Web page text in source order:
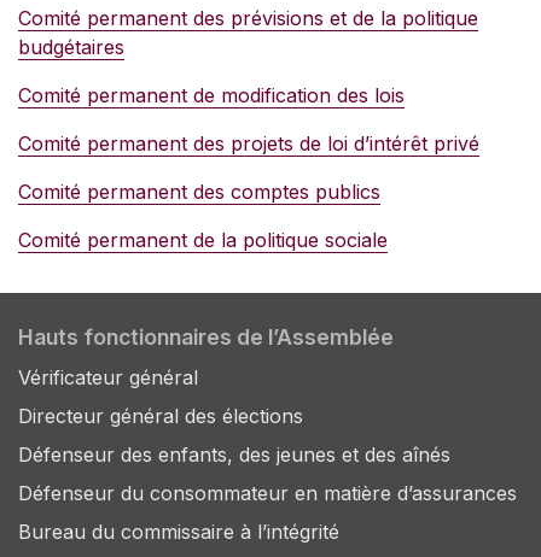
Comité permanent des prévisions et de la politique
budgétaires
Comité permanent de modification des lois
Comité permanent des projets de loi d’intérêt privé
Comité permanent des comptes publics
Comité permanent de la politique sociale
Hauts fonctionnaires de l’Assemblée
Vérificateur général
Directeur général des élections
Défenseur des enfants, des jeunes et des aînés
Défenseur du consommateur en matière d’assurances
Bureau du commissaire à l’intégrité